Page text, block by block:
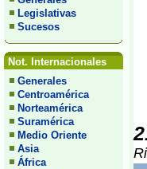
Legislativas
Sucesos
Not. Internacionales
Generales
Centroamérica
Norteamérica
Suramérica
Medio Oriente
Asia
África